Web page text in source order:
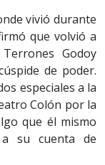
vivió durante
que volvió a
Godoy
de poder.
especiales a la
Colón por la
que él mismo
su cuenta de